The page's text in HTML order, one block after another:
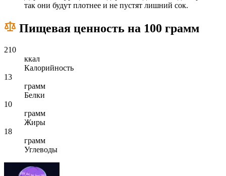
так они будут плотнее и не пустят лишний сок.
Пищевая ценность на 100 грамм
210
ккал
Калорийность
13
грамм
Белки
10
грамм
Жиры
18
грамм
Углеводы